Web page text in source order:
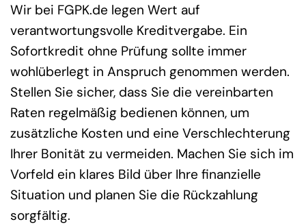
Wir bei FGPK.de legen Wert auf
verantwortungsvolle Kreditvergabe. Ein
Sofortkredit ohne Prüfung sollte immer
wohlüberlegt in Anspruch genommen werden.
Stellen Sie sicher, dass Sie die vereinbarten
Raten regelmäßig bedienen können, um
zusätzliche Kosten und eine Verschlechterung
Ihrer Bonität zu vermeiden. Machen Sie sich im
Vorfeld ein klares Bild über Ihre finanzielle
Situation und planen Sie die Rückzahlung
sorgfältig.